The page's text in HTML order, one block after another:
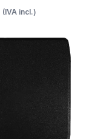
(IVA incl.)